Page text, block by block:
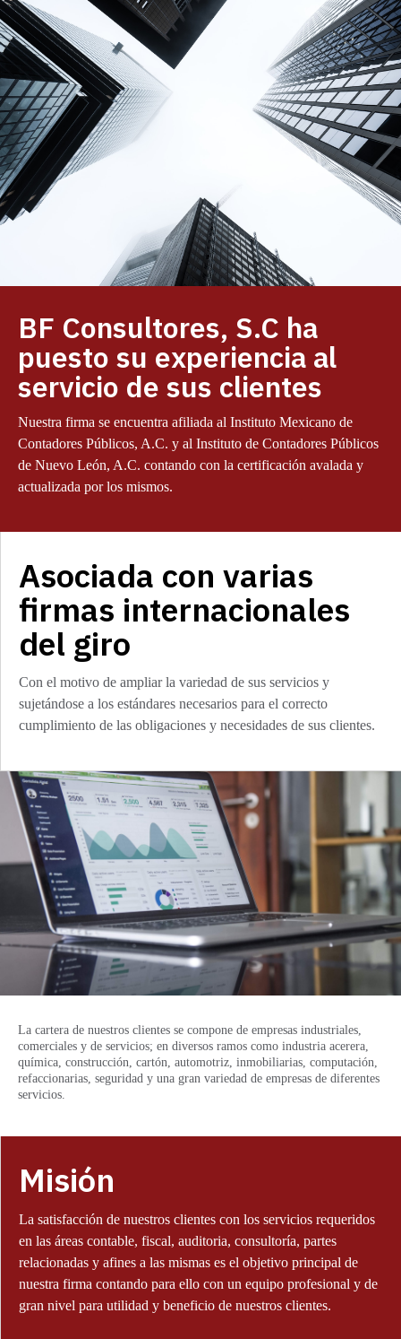
BF Consultores, S.C ha
puesto su experiencia al
servicio de sus clientes
Nuestra firma se encuentra afiliada al Instituto Mexicano de
Contadores Públicos, A.C. y al Instituto de Contadores Públicos
de Nuevo León, A.C. contando con la certificación avalada y
actualizada por los mismos.
Asociada con varias
firmas internacionales
del giro
Con el motivo de ampliar la variedad de sus servicios y
sujetándose a los estándares necesarios para el correcto
cumplimiento de las obligaciones y necesidades de sus clientes.
La cartera de nuestros clientes se compone de empresas industriales,
comerciales y de servicios; en diversos ramos como industria acerera,
química, construcción, cartón, automotriz, inmobiliarias, computación,
refaccionarias, seguridad y una gran variedad de empresas de diferentes
servicios.
Misión
La satisfacción de nuestros clientes con los servicios requeridos
en las áreas contable, fiscal, auditoria, consultoría, partes
relacionadas y afines a las mismas es el objetivo principal de
nuestra firma contando para ello con un equipo profesional y de
gran nivel para utilidad y beneficio de nuestros clientes.